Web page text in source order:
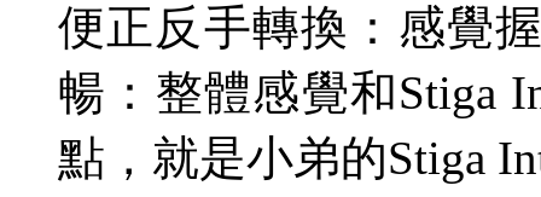
便正反手轉換：感覺
暢：整體感覺和Stiga
點，就是小弟的Stiga